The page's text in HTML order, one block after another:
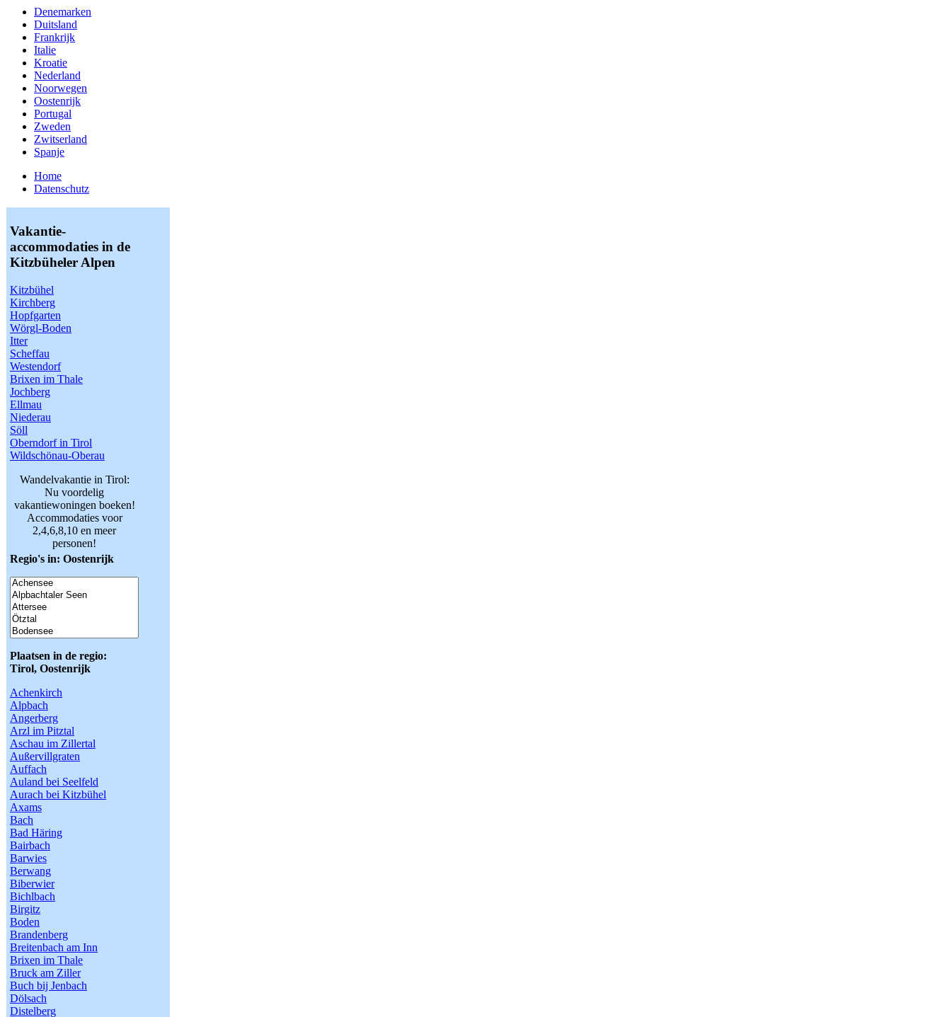
Denemarken
Duitsland
Frankrijk
Italie
Kroatie
Nederland
Noorwegen
Oostenrijk
Portugal
Zweden
Zwitserland
Spanje
Home
Datenschutz
Vakantie-
accommodaties in de
Kitzbüheler Alpen
Kitzbühel
Kirchberg
Hopfgarten
Wörgl-Boden
Itter
Scheffau
Westendorf
Brixen im Thale
Jochberg
Ellmau
Niederau
Söll
Oberndorf in Tirol
Wildschönau-Oberau
Wandelvakantie in Tirol:
Nu voordelig
vakantiewoningen boeken!
Accommodaties voor
2,4,6,8,10 en meer
personen!
Regio's in: Oostenrijk
Plaatsen in de regio:
Tirol, Oostenrijk
Achenkirch
Alpbach
Angerberg
Arzl im Pitztal
Aschau im Zillertal
Außervillgraten
Auffach
Auland bei Seelfeld
Aurach bei Kitzbühel
Axams
Bach
Bad Häring
Bairbach
Barwies
Berwang
Biberwier
Bichlbach
Birgitz
Boden
Brandenberg
Breitenbach am Inn
Brixen im Thale
Bruck am Ziller
Buch bij Jenbach
Dölsach
Distelberg